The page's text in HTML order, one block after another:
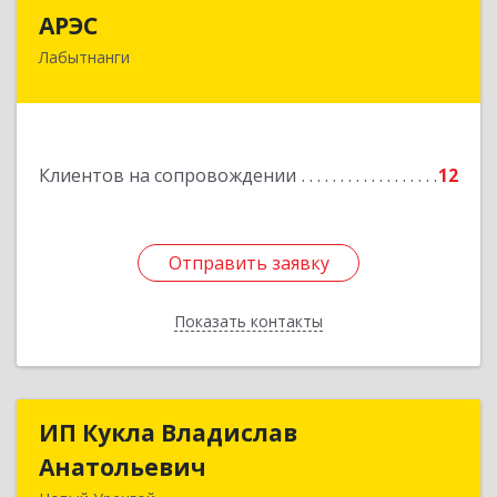
АРЭС
Лабытнанги
Клиентов на сопровождении 12
Отправить заявку
Показать контакты
629400, Ямало-Ненецкий АО, Лабытнанги г,
Отправить заявку
Назад
ИП Кукла Владислав
Анатольевич
ИП Кукла Владислав